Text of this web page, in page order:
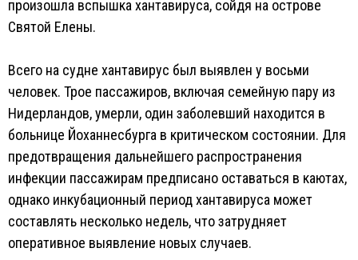
произошла вспышка хантавируса, сойдя на острове
Святой Елены.
Всего на судне хантавирус был выявлен у восьми
человек. Трое пассажиров, включая семейную пару из
Нидерландов, умерли, один заболевший находится в
больнице Йоханнесбурга в критическом состоянии. Для
предотвращения дальнейшего распространения
инфекции пассажирам предписано оставаться в каютах,
однако инкубационный период хантавируса может
составлять несколько недель, что затрудняет
оперативное выявление новых случаев.